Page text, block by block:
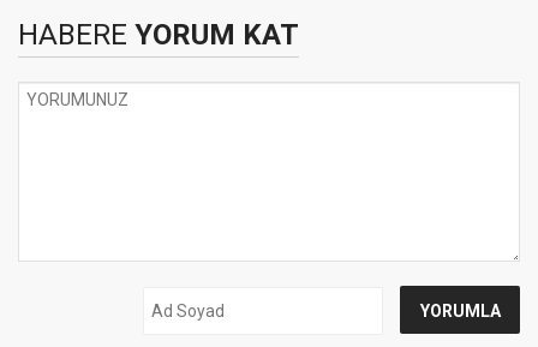
HABERE YORUM KAT